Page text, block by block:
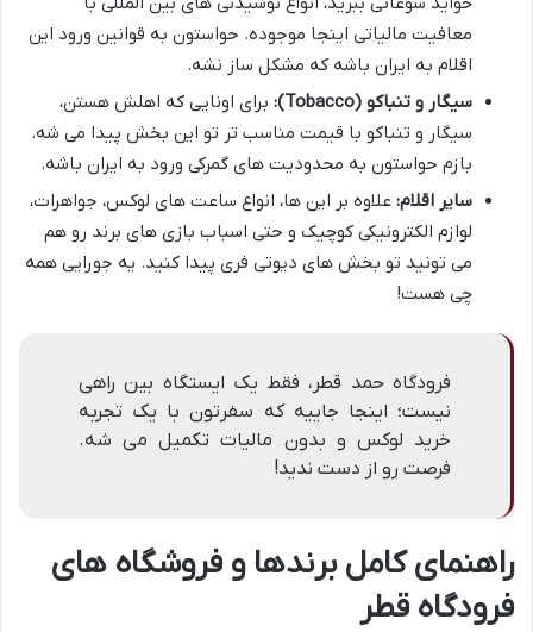
معافیت مالیاتی اینجا موجوده. حواستون به قوانین ورود این
اقلام به ایران باشه که مشکل ساز نشه.
سیگار و تنباکو (Tobacco):
برای اونایی که اهلش هستن،
سیگار و تنباکو با قیمت مناسب تر تو این بخش پیدا می شه.
بازم حواستون به محدودیت های گمرکی ورود به ایران باشه.
سایر اقلام: علاوه بر این ها، انواع ساعت های لوکس، جواهرات،
لوازم الکترونیکی کوچیک و حتی اسباب بازی های برند رو هم
می تونید تو بخش های دیوتی فری پیدا کنید. یه جورایی همه
چی هست!
فرودگاه حمد قطر، فقط یک ایستگاه بین راهی
نیست؛ اینجا جاییه که سفرتون با یک تجربه
خرید لوکس و بدون مالیات تکمیل می شه.
فرصت رو از دست ندید!
راهنمای کامل برندها و فروشگاه های
فرودگاه قطر